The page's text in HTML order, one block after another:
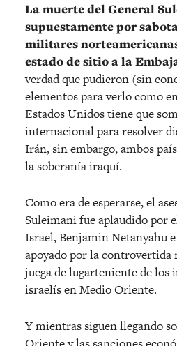
La muerte del General
supuestamente por
militares
estado de sitio a la
verdad que pudieron (sin
elementos para verlo como
Estados Unidos tiene que
internacional para resolver
Irán, sin embargo, ambos
la soberanía iraquí.
Como era de esperarse, el
Suleimani fue aplaudido por
Israel, Benjamin Netanyahu
apoyado por la controvertida
juega de lugarteniente de los
israelís en Medio Oriente.
Y mientras siguen llegando